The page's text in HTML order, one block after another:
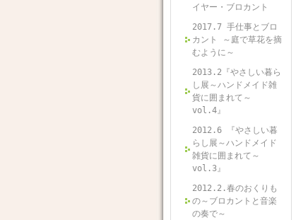
イヤー・ブロカント
2017.7 手仕事とブロ
カント ～庭で草花を摘
むように～
2013.2『やさしい暮ら
し展～ハンドメイド雑
貨に囲まれて～
vol.4』
2012.6 『やさしい暮
らし展～ハンドメイド
雑貨に囲まれて～
vol.3』
2012.2.春のおくりも
の～ブロカントと音楽
の奏で～